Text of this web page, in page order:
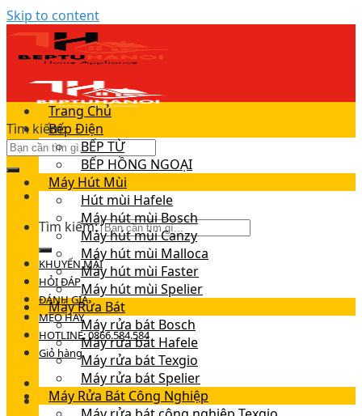
Skip to content
Tìm kiếm:
Tìm kiếm:
KHUYẾN MÃI
HỎI ĐÁP
ĐÁNH GIÁ
MẸO HAY
HOTLINE: 0866.584.584
Giỏ hàng
Trang Chủ
Bếp Điện
BẾP TỪ
BẾP HỒNG NGOẠI
Máy Hút Mùi
Hút mùi Hafele
Máy hút mùi Bosch
Máy hút mùi Canzy
Máy hút mùi Malloca
Máy hút mùi Faster
Máy hút mùi Spelier
Máy Rửa Bát
Máy rửa bát Bosch
Máy rửa bát Hafele
Máy rửa bát Texgio
Máy rửa bát Spelier
Máy Rửa Bát Công Nghiệp